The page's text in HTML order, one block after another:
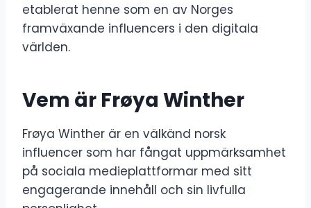
etablerat henne som en av Norges
framväxande influencers i den digitala
världen.
Vem är Frøya Winther
Frøya Winther är en välkänd norsk
influencer som har fångat uppmärksamhet
på sociala medieplattformar med sitt
engagerande innehåll och sin livfulla